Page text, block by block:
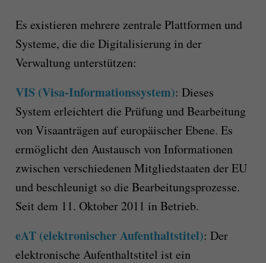
Es existieren mehrere zentrale Plattformen und
Systeme, die die Digitalisierung in der
Verwaltung unterstützen:
VIS (Visa-Informationssystem): Dieses
System erleichtert die Prüfung und Bearbeitung
von Visaanträgen auf europäischer Ebene. Es
ermöglicht den Austausch von Informationen
zwischen verschiedenen Mitgliedstaaten der EU
und beschleunigt so die Bearbeitungsprozesse.
Seit dem 11. Oktober 2011 in Betrieb.
eAT (elektronischer Aufenthaltstitel): Der
elektronische Aufenthaltstitel ist ein